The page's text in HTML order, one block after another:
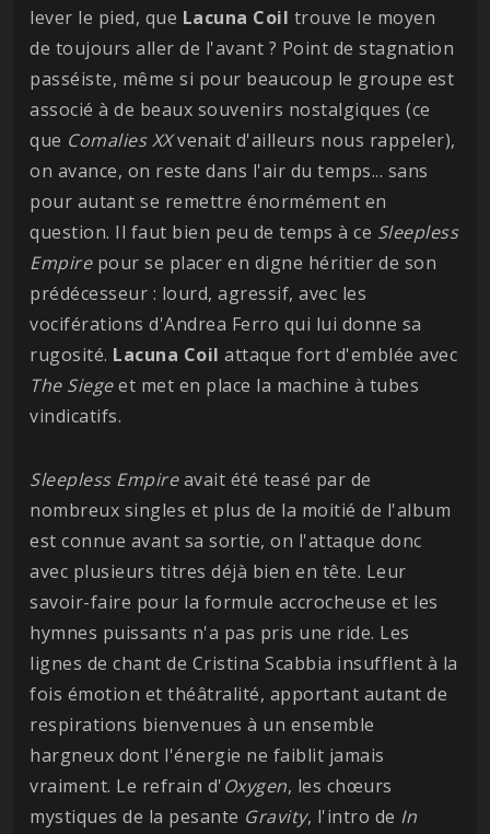
lever le pied, que Lacuna Coil trouve le moyen
de toujours aller de l'avant ? Point de stagnation
passéiste, même si pour beaucoup le groupe est
associé à de beaux souvenirs nostalgiques (ce
que Comalies XXvenait d'ailleurs nous rappeler),
on avance, on reste dans l'air du temps... sans
pour autant se remettre énormément en
question. Il faut bien peu de temps à ce Sleepless
Empirepour se placer en digne héritier de son
prédécesseur : lourd, agressif, avec les
vociférations d'Andrea Ferro qui lui donne sa
rugosité. Lacuna Coil attaque fort d'emblée avec
The Siegeet met en place la machine à tubes
vindicatifs.
Sleepless Empireavait été teasé par de
nombreux singles et plus de la moitié de l'album
est connue avant sa sortie, on l'attaque donc
avec plusieurs titres déjà bien en tête. Leur
savoir-faire pour la formule accrocheuse et les
hymnes puissants n'a pas pris une ride. Les
lignes de chant de Cristina Scabbia insufflent à la
fois émotion et théâtralité, apportant autant de
respirations bienvenues à un ensemble
hargneux dont l'énergie ne faiblit jamais
vraiment. Le refrain d'Oxygen, les chœurs
mystiques de la pesante Gravity, l'intro de In